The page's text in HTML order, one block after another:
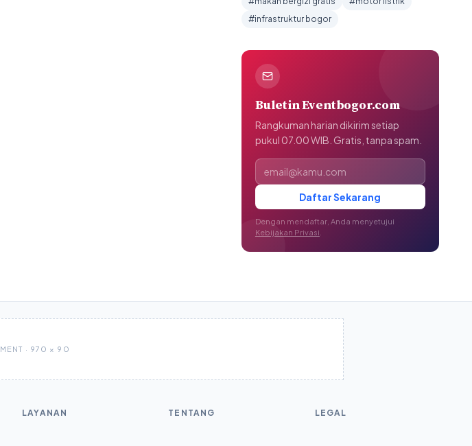
#infrastruktur bogor
Buletin Eventbogor.com
Rangkuman harian dikirim setiap
pukul 07.00 WIB. Gratis, tanpa spam.
Alamat email
Daftar Sekarang
Dengan mendaftar, Anda menyetujui
Kebijakan Privasi
· 970 × 90
LAYANAN TENTANG LEGAL